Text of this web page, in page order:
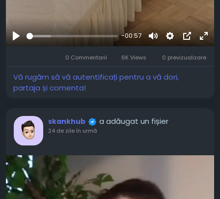
-00:57
MuteSettingsPicture-
in-
0 Commentarii 6K Views 0 previzualizare
Vă rugăm să vă autentificați pentru a vă dori,
partaja și comenta!
skankhub a adăugat un fișier
24 de zile în urmă